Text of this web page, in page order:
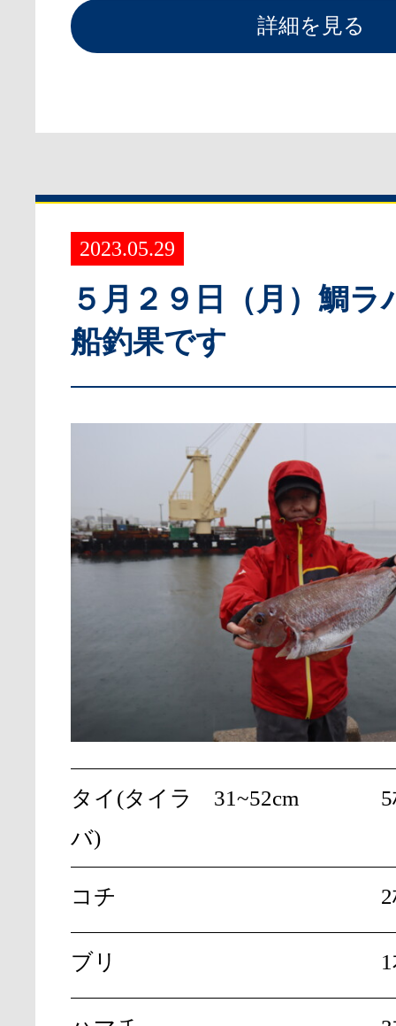
詳細を見る
2023.05.29
５月２９日（月）鯛ラ
船釣果です
タイ(タイラ
バ)
31~52cm
コチ
ブリ